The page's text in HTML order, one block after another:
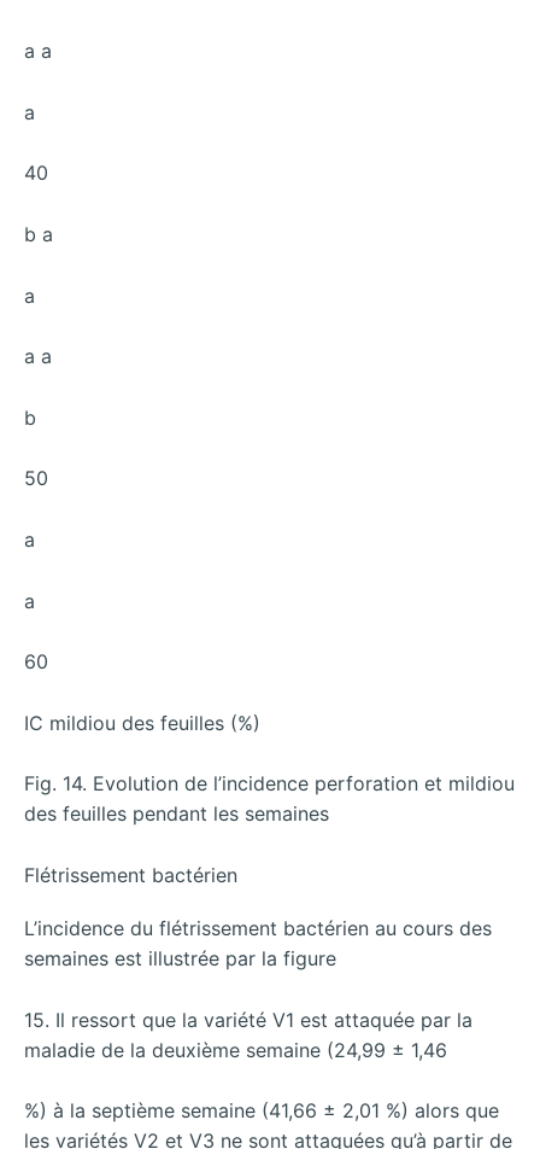
a a
a
40
b a
a
a a
b
50
a
a
60
IC mildiou des feuilles (%)
Fig. 14. Evolution de l’incidence perforation et mildiou
des feuilles pendant les semaines
Flétrissement bactérien
L’incidence du flétrissement bactérien au cours des
semaines est illustrée par la figure
15. Il ressort que la variété V1 est attaquée par la
maladie de la deuxième semaine (24,99 ± 1,46
%) à la septième semaine (41,66 ± 2,01 %) alors que
les variétés V2 et V3 ne sont attaquées qu’à partir de